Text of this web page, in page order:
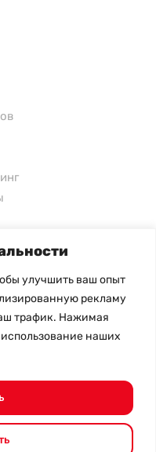
улучшить ваш опыт
рекламу
трафик. Нажимая
наших
офертой и
- Возврат товара
Все права